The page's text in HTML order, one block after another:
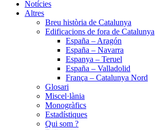
Notícies
Altres
Breu història de Catalunya
Edificacions de fora de Catalunya
España – Aragón
España – Navarra
Espanya – Teruel
España – Valladolid
França – Catalunya Nord
Glosari
Miscel·lània
Monogràfics
Estadístiques
Qui som ?